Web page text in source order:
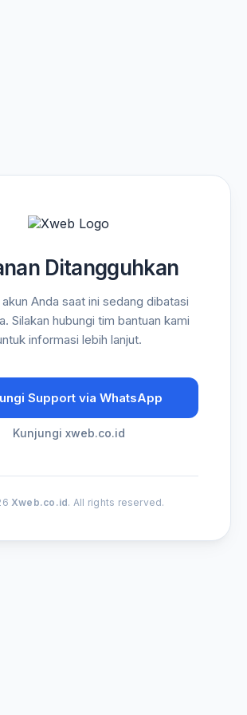
Ditangguhkan
Anda saat ini sedang dibatasi
Silakan hubungi tim bantuan kami
informasi lebih lanjut.
Support via WhatsApp
Kunjungi xweb.co.id
Xweb.co.id. All rights reserved.